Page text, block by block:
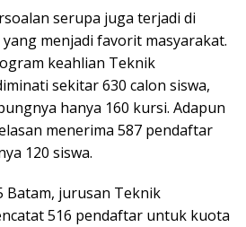
serupa juga terjadi di
menjadi favorit masyarakat.
keahlian Teknik
sekitar 630 calon siswa,
hanya 160 kursi. Adapun
menerima 587 pendaftar
120 siswa.
Batam, jurusan Teknik
516 pendaftar untuk kuota